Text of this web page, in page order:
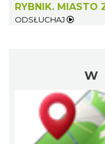
RYBNIK. MIASTO
ODSŁUCHAJ
W